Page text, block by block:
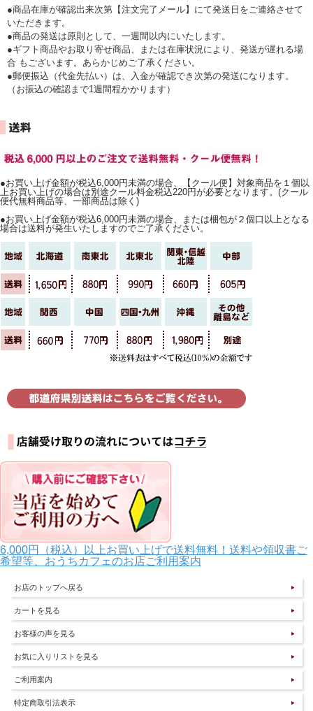
●商品在庫が確認出来次第【注文完了メール】にて発送日をご連絡させて
いただきます。
●商品の発送は原則として、一週間以内にいたします。
●ギフト商品やお取り寄せ商品、または在庫状況により、発送が遅れる場
合 もございます。あらかじめご了承ください。
●郵便振込（代金先払い）は、入金が確認でき次第の発送になります。
（お振込の確認まで1週間程かかります）
●お買い上げ金額が税込6,000円未満の場合、【クール便】対象商品を１個以
上お買い上げの場合は別途クール料金税込220円が必要となります。(クール
便代無料商品等、一部商品は除く)
●お買い上げ金額が税込6,000円未満の場合、または梱包が２個口以上となる
場合は送料が発生いたしますのでご了承ください。
6,000円（税込）以上お買い上げで送料無料！送料や領収書ご
希望等、おうちカフェのお店ご利用案内
お店のトップへ戻る
カートを見る
お客様の声を見る
お気に入りリストを見る
ご利用案内
特定商取引法表示